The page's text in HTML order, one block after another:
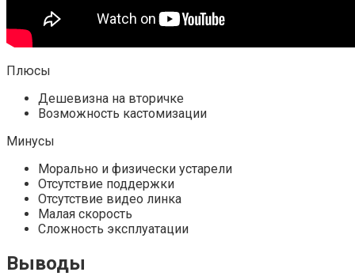
Плюсы
Дешевизна на вторичке
Возможность кастомизации
Минусы
Морально и физически устарели
Отсутствие поддержки
Отсутствие видео линка
Малая скорость
Сложность эксплуатации
Выводы